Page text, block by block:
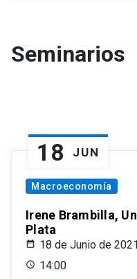
Seminarios
18 JUN
Macroeconomía
Irene Brambilla,
Plata
18 de Junio de 2021
14:00